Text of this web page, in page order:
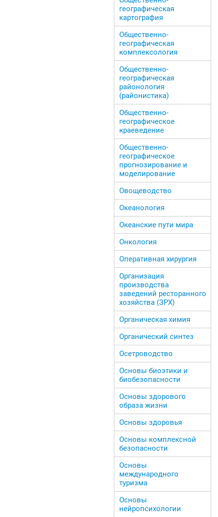
географическая
картография
Общественно-
географическая
комплексология
Общественно-
географическая
районология
(районистика)
Общественно-
географическое
краеведение
Общественно-
географическое
прогнозирование и
моделирование
Овощеводство
Океанология
Океанские пути мира
Онкология
Оперативная хирургия
Организация
производства
заведений ресторанного
хозяйства (ЗРХ)
Органическая химия
Органический синтез
Осетроводство
Основы биоэтики и
биобезопасности
Основы здорового
образа жизни
Основы здоровья
Основы комплексной
безопасности
Основы
международного
туризма
Основы
нейропсихологии